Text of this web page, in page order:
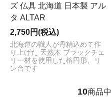
ズ 仏具 北海道 日本製 アル
タ ALTAR
2,750円(税込)
北海道の職人が丹精込めて作
り上げた 天然木 ブラックチェ
リー材を使用した楕円形、リ
ン台です
10商品中